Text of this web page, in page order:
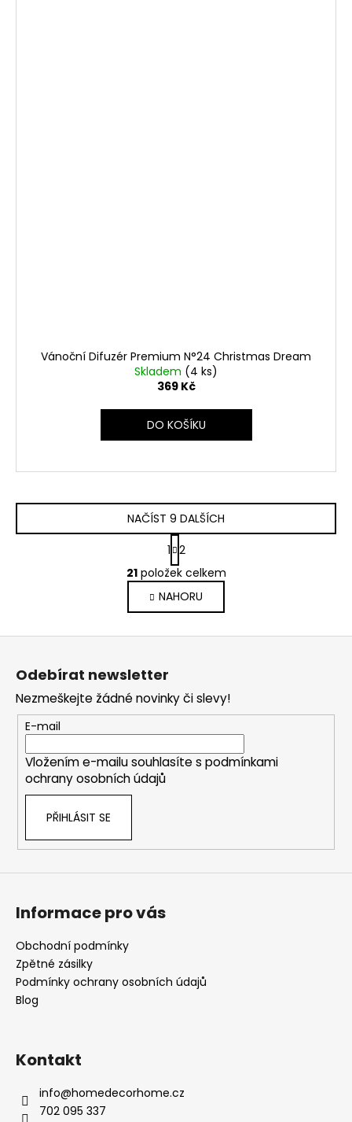
Vánoční Difuzér Premium N°24 Christmas Dream
Skladem (4 ks)
369 Kč
DO KOŠÍKU
O
v
l
á
d
p
r
v
k
y
u
NAČÍST 9 DALŠÍCH
S
t
r
á
n
k
o
í
1 2
21položek celkem
NAHORU
Odebírat newsletter
Nezmeškejte žádné novinky či slevy!
E-mail
Vložením e-mailu souhlasíte s podmínkami
ochrany osobních údajů
PŘIHLÁSIT SE
Informace pro vás
Obchodní podmínky
Zpětné zásilky
Podmínky ochrany osobních údajů
Blog
Kontakt
info@homedecorhome.cz
702 095 337